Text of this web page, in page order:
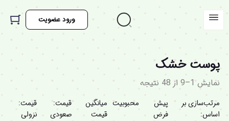
ورود عضویت
پوست خشک
نمایش 1–9 از 48 نتیجه
مرتب‌سازی بر
اساس:
پیش
فرض
محبوبیت میانگین
قیمت
قیمت:
صعودی
قیمت:
نزولی